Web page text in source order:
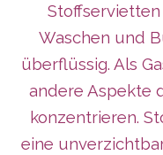
Waschen und
überflüssig. Als
andere Aspekte
konzentrieren.
eine